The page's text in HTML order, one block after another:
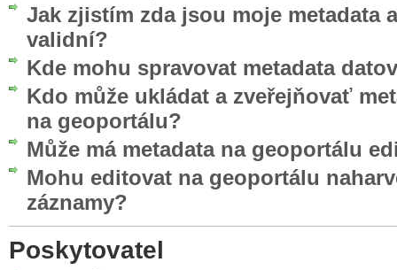
Jak zjistím zda jsou moje metadata
validní?
Kde mohu spravovat metadata
Kdo může ukládat a zveřejňovať
na geoportálu?
Může má metadata na geoportálu
Mohu editovat na geoportálu
záznamy?
Poskytovatel